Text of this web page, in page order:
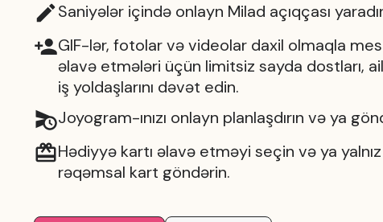
Saniyələr içində onlayn Milad açıqçası
GIF-lər, fotolar və videolar daxil olmaqla
əlavə etmələri üçün limitsiz sayda dostları,
iş yoldaşlarını dəvət edin.
Joyogram-ınızı onlayn planlaşdırın və ya
Hədiyyə kartı əlavə etməyi seçin və ya yalnız
rəqəmsal kart göndərin.